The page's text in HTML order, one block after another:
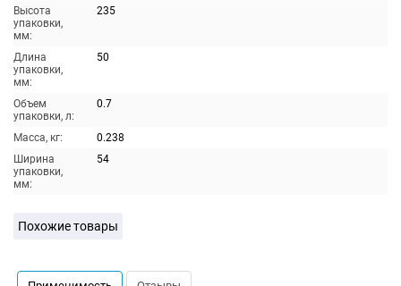
Высота
упаковки,
мм:
235
Длина
упаковки,
мм:
50
Объем
упаковки, л:
0.7
Масса, кг:
0.238
Ширина
упаковки,
мм:
54
Похожие товары